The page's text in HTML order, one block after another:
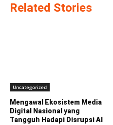
Related Stories
Uncategorized
Mengawal Ekosistem Media
Digital Nasional yang
Tangguh Hadapi Disrupsi AI